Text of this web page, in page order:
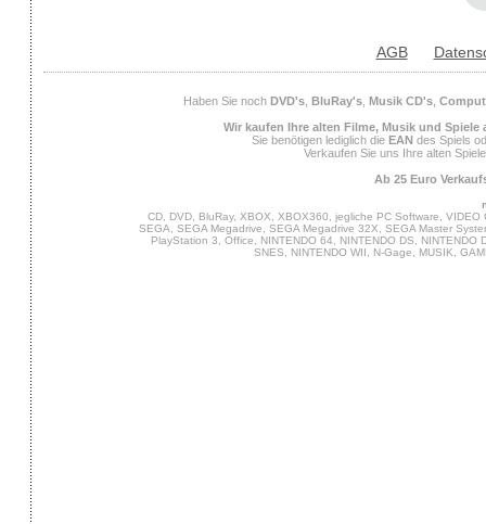
AGB
Haben Sie noch DVD's, BluRay's, Musik CD's,
Wir kaufen Ihre alten Filme, Musik und Spiele
Sie benötigen lediglich die EAN des Spiels
Verkaufen Sie uns Ihre alten
Ab 25 Euro
CD, DVD, BluRay, XBOX, XBOX360, jegliche PC Software,
SEGA, SEGA Megadrive, SEGA Megadrive 32X, SEGA Master
PlayStation 3, Office, NINTENDO 64, NINTENDO DS,
SNES, NINTENDO WII, N-Gage, MUSIK,